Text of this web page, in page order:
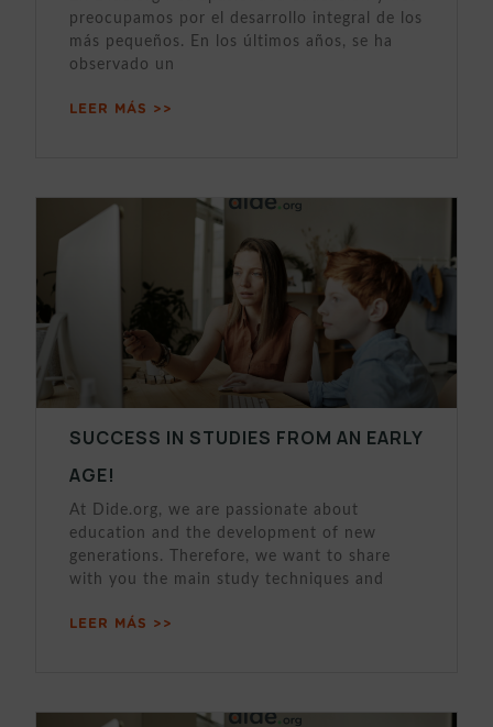
preocupamos por el desarrollo integral de los
más pequeños. En los últimos años, se ha
observado un
LEER MÁS >>
SUCCESS IN STUDIES FROM AN EARLY
AGE!
At Dide.org, we are passionate about
education and the development of new
generations. Therefore, we want to share
with you the main study techniques and
LEER MÁS >>